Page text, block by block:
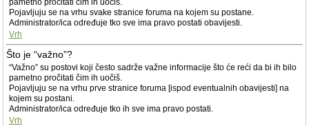
pametno pročitati čim ih uočiš.
Pojavljuju se na vrhu svake stranice foruma na kojem su postane.
Administrator/ica određuje tko sve ima pravo postati obavijesti.
Vrh
Što je “važno”?
“Važno” su postovi koji često sadrže važne informacije što će reći da bi ih bilo
pametno pročitati čim ih uočiš.
Pojavljuju se na vrhu prve stranice foruma [ispod eventualnih obavijesti] na
kojem su postani.
Administrator/ica određuje tko ih sve ima pravo postati.
Vrh